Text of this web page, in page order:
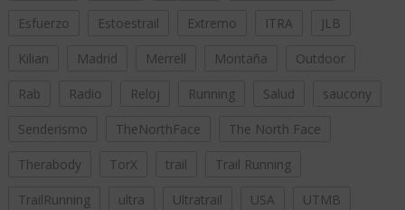
Esfuerzo Estoestrail Extremo ITRA JLB
Kilian Madrid Merrell Montaña Outdoor
Rab Radio Reloj Running Salud saucony
Senderismo TheNorthFace The North Face
Therabody TorX trail Trail Running
TrailRunning ultra Ultratrail USA UTMB